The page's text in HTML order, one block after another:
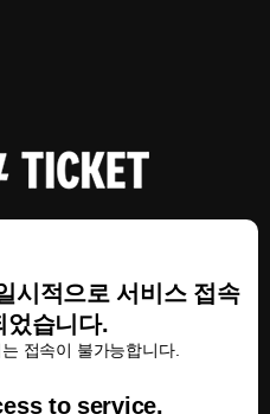
시적으로 서비스 접속
었습니다.
접속이 불가능합니다.
to service.